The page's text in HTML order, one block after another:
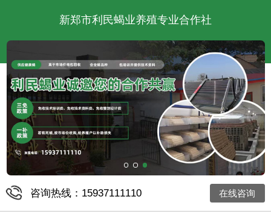
新郑市利民蝎业养殖专业合作社
咨询热线：15937111110 在线咨询